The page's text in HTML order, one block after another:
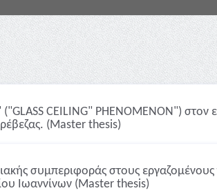
CEILING" PHENOMENON") στον
(Master thesis)
συμπεριφοράς στους εργαζομένους
Ιωαννίνων (Master thesis)